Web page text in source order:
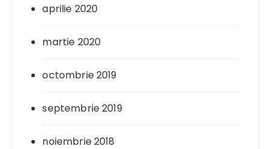
aprilie 2020
martie 2020
octombrie 2019
septembrie 2019
noiembrie 2018